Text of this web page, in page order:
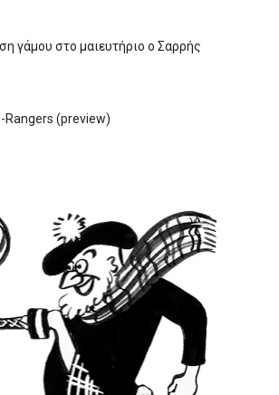
γάμου στο μαιευτήριο ο Σαρρής
Rangers (preview)